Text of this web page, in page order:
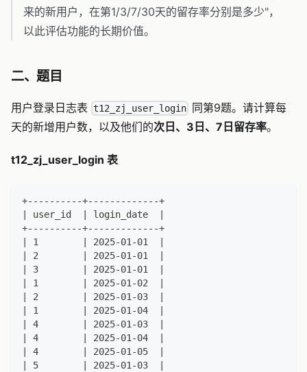
来的新用户，在第1/3/7/30天的留存率分别是多少"，
以此评估功能的长期价值。
二、题目
用户登录日志表 t12_zj_user_login
同第9题。请计算每
天的新增用户数，以及他们的次日、3日、7日留存率。
t12_zj_user_login 表
+----------+-------------+
| user_id  | login_date  |
+----------+-------------+
| 1        | 2025-01-01  |
| 2        | 2025-01-01  |
| 3        | 2025-01-01  |
| 1        | 2025-01-02  |
| 2        | 2025-01-03  |
| 1        | 2025-01-04  |
| 4        | 2025-01-03  |
| 4        | 2025-01-04  |
| 4        | 2025-01-05  |
| 5        | 2025-01-03  |